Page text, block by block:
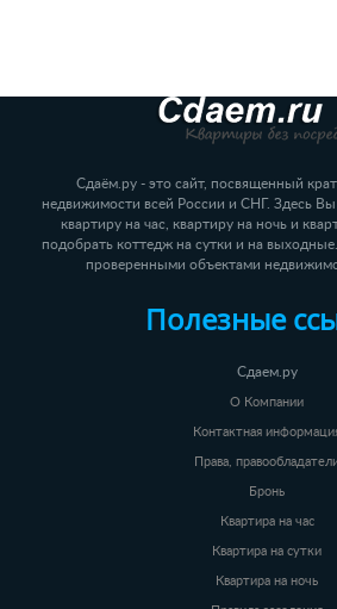
Сдаём.ру - это сайт, посвященный
недвижимости всей России и СНГ. Здесь
квартиру на час, квартиру на ночь и
подобрать коттедж на сутки и на
проверенными объектами
Полезные
Сдаем.ру
О Компании
Контактная
Права,
Бронь
Квартира на час
Квартира на сутки
Квартира на ночь